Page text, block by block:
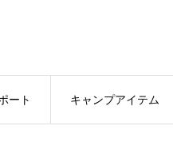
ート キャンプアイテム